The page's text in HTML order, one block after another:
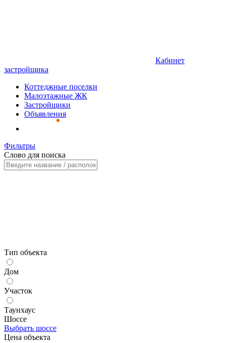
Кабинет
застройщика
Коттеджные поселки
Малоэтажные ЖК
Застройщики
Объявления
Фильтры
Слово для поиска
Тип объекта
Дом
Участок
Таунхаус
Шоссе
Выбрать шоссе
Цена объекта